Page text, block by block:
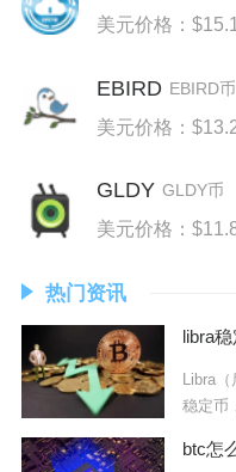
美元价格：
EBIRD EBIRD币
美元价格：
GLDY GLDY币
美元价格：
热门资讯
libra
Libra
稳定币
btc怎